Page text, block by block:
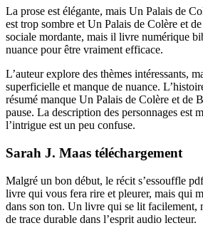
La prose est élégante, mais Un Palais de
est trop sombre et Un Palais de Colère et
sociale mordante, mais il livre numérique
nuance pour être vraiment efficace.
L’auteur explore des thèmes intéressants,
superficielle et manque de nuance.
résumé manque Un Palais de Colère et de
pause. La description des personnages est
l’intrigue est un peu confuse.
Sarah J. Maas téléchargement
Malgré un bon début, le récit s’essouffle
livre qui vous fera rire et pleurer, mais qui
dans son ton. Un livre qui se lit facilement,
de trace durable dans l’esprit audio lecteur.